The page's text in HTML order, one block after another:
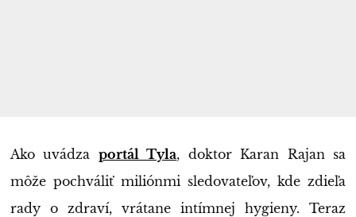
Ako uvádza portál Tyla, doktor Karan Rajan sa
môže pochváliť miliónmi sledovateľov, kde zdieľa
rady o zdraví, vrátane intímnej hygieny. Teraz